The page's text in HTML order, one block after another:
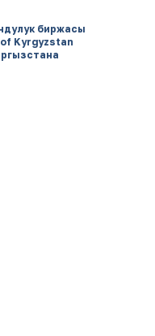
биржасы
Kyrgyzstan